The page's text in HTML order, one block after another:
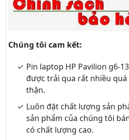
Chúng tôi cam kết:
Pin laptop HP Pavilion g6-
được trải qua rất nhiều
thận.
Luôn đặt chất lượng sản
sản phẩm của chúng tôi
có chất lượng cao.